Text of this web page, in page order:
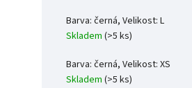
Barva: černá, Velikost: L
Skladem (>5 ks)
Barva: černá, Velikost: XS
Skladem (>5 ks)